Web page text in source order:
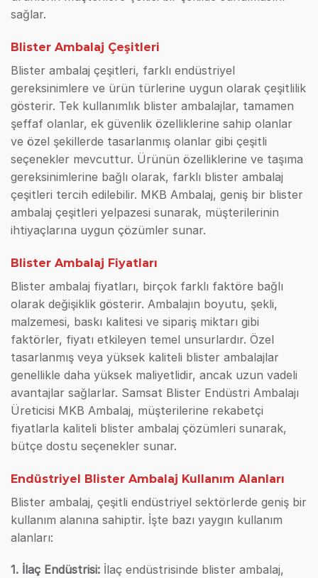
sağlar.
Blister Ambalaj Çeşitleri
Blister ambalaj çeşitleri, farklı endüstriyel
gereksinimlere ve ürün türlerine uygun olarak çeşitlilik
gösterir. Tek kullanımlık blister ambalajlar, tamamen
şeffaf olanlar, ek güvenlik özelliklerine sahip olanlar
ve özel şekillerde tasarlanmış olanlar gibi çeşitli
seçenekler mevcuttur. Ürünün özelliklerine ve taşıma
gereksinimlerine bağlı olarak, farklı blister ambalaj
çeşitleri tercih edilebilir. MKB Ambalaj, geniş bir blister
ambalaj çeşitleri yelpazesi sunarak, müşterilerinin
ihtiyaçlarına uygun çözümler sunar.
Blister Ambalaj Fiyatları
Blister ambalaj fiyatları, birçok farklı faktöre bağlı
olarak değişiklik gösterir. Ambalajın boyutu, şekli,
malzemesi, baskı kalitesi ve sipariş miktarı gibi
faktörler, fiyatı etkileyen temel unsurlardır. Özel
tasarlanmış veya yüksek kaliteli blister ambalajlar
genellikle daha yüksek maliyetlidir, ancak uzun vadeli
avantajlar sağlarlar. Samsat Blister Endüstri Ambalajı
Üreticisi MKB Ambalaj, müşterilerine rekabetçi
fiyatlarla kaliteli blister ambalaj çözümleri sunarak,
bütçe dostu seçenekler sunar.
Endüstriyel Blister Ambalaj Kullanım Alanları
Blister ambalaj, çeşitli endüstriyel sektörlerde geniş bir
kullanım alanına sahiptir. İşte bazı yaygın kullanım
alanları:
1. İlaç Endüstrisi: İlaç endüstrisinde blister ambalaj,